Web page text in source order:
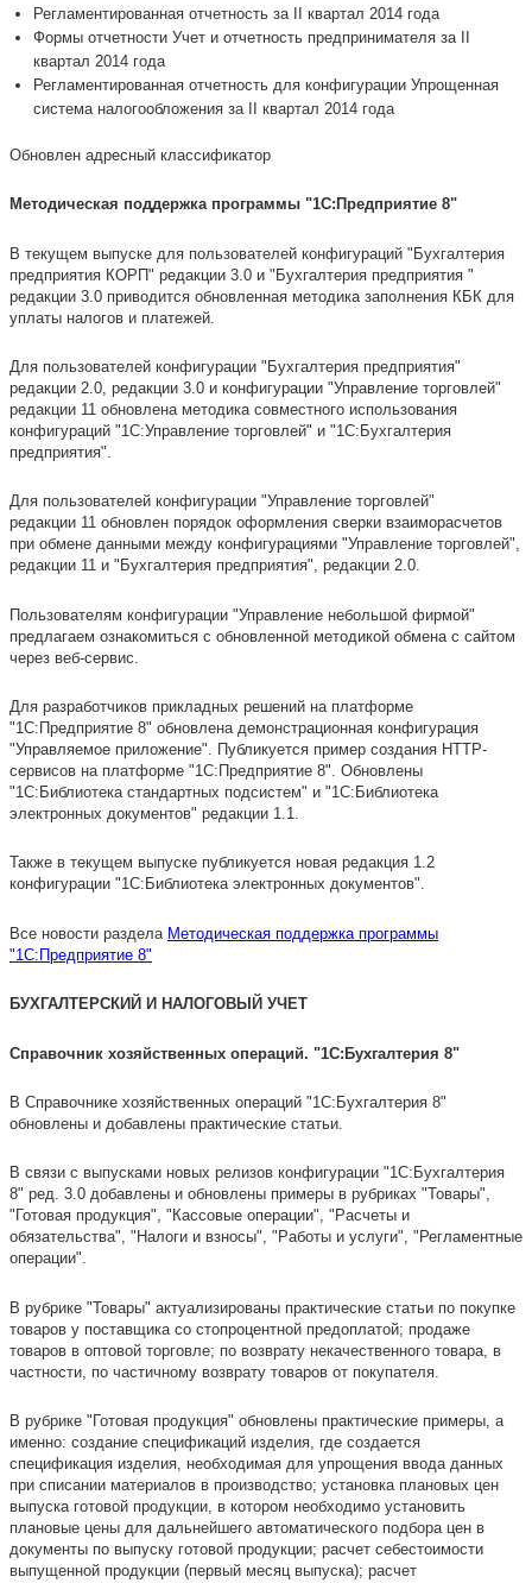
Регламентированная отчетность за II квартал 2014 года
Формы отчетности Учет и отчетность предпринимателя за II
квартал 2014 года
Регламентированная отчетность для конфигурации Упрощенная
система налогообложения за II квартал 2014 года
Обновлен адресный классификатор
Методическая поддержка программы "1С:Предприятие 8"
В текущем выпуске для пользователей конфигураций "Бухгалтерия
предприятия КОРП" редакции 3.0 и "Бухгалтерия предприятия "
редакции 3.0 приводится обновленная методика заполнения КБК для
уплаты налогов и платежей.
Для пользователей конфигурации "Бухгалтерия предприятия"
редакции 2.0, редакции 3.0 и конфигурации "Управление торговлей"
редакции 11 обновлена методика совместного использования
конфигураций "1С:Управление торговлей" и "1С:Бухгалтерия
предприятия".
Для пользователей конфигурации "Управление торговлей"
редакции 11 обновлен порядок оформления сверки взаиморасчетов
при обмене данными между конфигурациями "Управление торговлей",
редакции 11 и "Бухгалтерия предприятия", редакции 2.0.
Пользователям конфигурации "Управление небольшой фирмой"
предлагаем ознакомиться с обновленной методикой обмена с сайтом
через веб-сервис.
Для разработчиков прикладных решений на платформе
"1С:Предприятие 8" обновлена демонстрационная конфигурация
"Управляемое приложение". Публикуется пример создания HTTP-
сервисов на платформе "1С:Предприятие 8". Обновлены
"1С:Библиотека стандартных подсистем" и "1С:Библиотека
электронных документов" редакции 1.1.
Также в текущем выпуске публикуется новая редакция 1.2
конфигурации "1С:Библиотека электронных документов".
Все новости раздела Методическая поддержка программы
"1С:Предприятие 8"
БУХГАЛТЕРСКИЙ И НАЛОГОВЫЙ УЧЕТ
Справочник хозяйственных операций. "1С:Бухгалтерия 8"
В Справочнике хозяйственных операций "1С:Бухгалтерия 8"
обновлены и добавлены практические статьи.
В связи с выпусками новых релизов конфигурации "1С:Бухгалтерия
8" ред. 3.0 добавлены и обновлены примеры в рубриках "Товары",
"Готовая продукция", "Кассовые операции", "Расчеты и
обязательства", "Налоги и взносы", "Работы и услуги", "Регламентные
операции".
В рубрике "Товары" актуализированы практические статьи по покупке
товаров у поставщика со стопроцентной предоплатой; продаже
товаров в оптовой торговле; по возврату некачественного товара, в
частности, по частичному возврату товаров от покупателя.
В рубрике "Готовая продукция" обновлены практические примеры, а
именно: создание спецификаций изделия, где создается
спецификация изделия, необходимая для упрощения ввода данных
при списании материалов в производство; установка плановых цен
выпуска готовой продукции, в котором необходимо установить
плановые цены для дальнейшего автоматического подбора цен в
документы по выпуску готовой продукции; расчет себестоимости
выпущенной продукции (первый месяц выпуска); расчет